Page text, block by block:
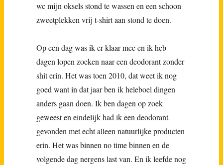
wc mijn oksels stond te wassen en een schoon
zweetplekken vrij t-shirt aan stond te doen.
Op een dag was ik er klaar mee en ik heb
dagen lopen zoeken naar een deodorant zonder
shit erin. Het was toen 2010, dat weet ik nog
goed want in dat jaar ben ik heleboel dingen
anders gaan doen. Ik ben dagen op zoek
geweest en eindelijk had ik een deodorant
gevonden met echt alleen natuurlijke producten
erin. Het was binnen no time binnen en de
volgende dag nergens last van. En ik leefde nog